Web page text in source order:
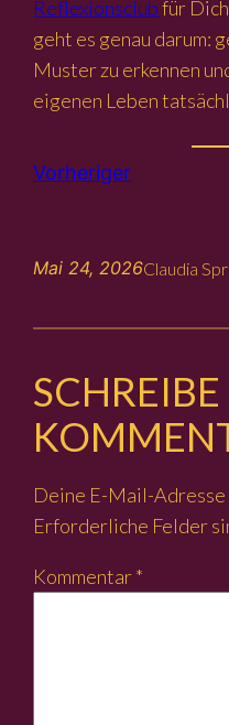
Reflexionsclubfür
geht es genau darum:
Muster zu erkennen
eigenen Leben
Vorheriger
Mai 24, 2026Claudia
Deine E-Mail-
Erforderliche Felder
Kommentar*